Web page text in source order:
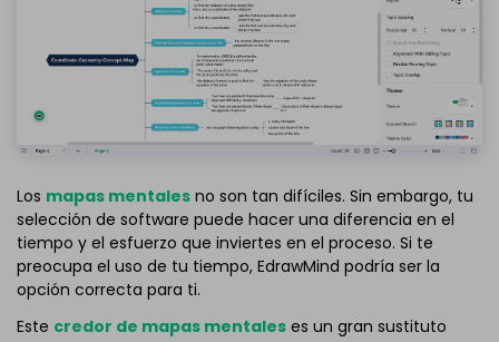
Los mapas mentales no son tan difíciles. Sin embargo, tu
selección de software puede hacer una diferencia en el
tiempo y el esfuerzo que inviertes en el proceso. Si te
preocupa el uso de tu tiempo, EdrawMind podría ser la
opción correcta para ti.
Este credor de mapas mentales es un gran sustituto